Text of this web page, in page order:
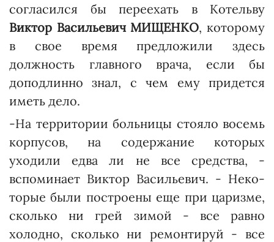
согласился бы переехать в Котельву
Виктор Васильевич МИЩЕНКО, которому
в свое время предложили здесь
должность главного врача, если бы
доподлинно знал, с чем ему придется
иметь дело.
-На территории больницы стояло восемь
корпусов, на содержание которых
уходили едва ли не все средства, -
вспоминает Виктор Васильевич. - Неко­
торые были построены еще при царизме,
сколько ни грей зимой - все равно
холодно, сколько ни ремонтируй - все